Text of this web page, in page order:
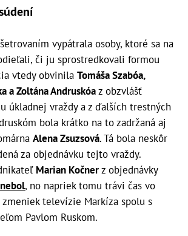
vypátrala osoby, ktoré sa na
či ju sprostredkovali formou
vtedy obvinila Tomáša Szabóa,
a Zoltána Andruskóaz obzvlášť
úkladnej vraždy a z ďalších trestných
bola krátko na to zadržaná aj
Alena Zsuzsová. Tá bola neskôr
za objednávku tejto vraždy.
Marian Kočnerz objednávky
, no napriek tomu trávi čas vo
televízie Markíza spolu s
Pavlom Ruskom.